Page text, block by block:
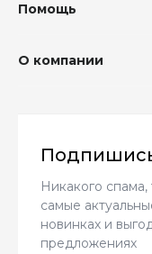
Помощь
О компании
Никакого спама,
самые
новинках и
предложениях